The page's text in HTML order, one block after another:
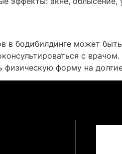
в бодибилдинге может
с
физическую форму на